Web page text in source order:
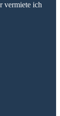
vermiete ich